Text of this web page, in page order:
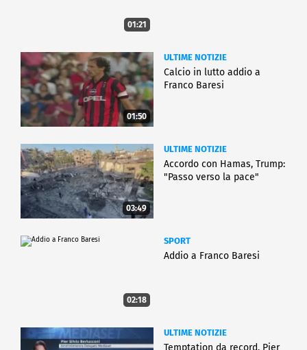
01:21
01:50
ULTIME NOTIZIE
Calcio in lutto addio a
Franco Baresi
03:49
ULTIME NOTIZIE
Accordo con Hamas, Trump:
"Passo verso la pace"
02:18
SPORT
Addio a Franco Baresi
ULTIME NOTIZIE